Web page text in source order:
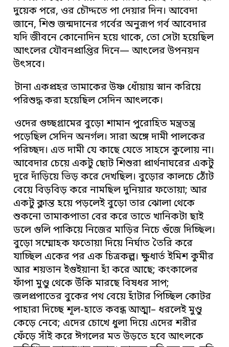
দুয়েক পরে, ওর চৌদ্দতে পা দেয়ার দিন। আবেদা
জানে, শিশু জন্মদানের গর্বের অনুরূপ গর্ব আবেদার
যদি জীবনে কোনোদিন হয়ে থাকে, তো সেটা হয়েছিল
আৎলের যৌবনপ্রাপ্তির দিনে— আৎলের উপনয়ন
উৎসবে।
টানা একপ্রহর তামাকের উষ্ণ ধোঁয়ায় স্নান করিয়ে
পরিশুদ্ধ করা হয়েছিল সেদিন আৎলকে।
ওদের গুচ্ছগ্রামের বুড়ো শামান পুরোহিত মন্ত্রতন্ত্র
পড়েছিল সেদিন অনর্গল। সারা অঙ্গে দামী পালকের
পরিচ্ছদ। এত দামী যে কাছে যেতে সাহসে কুলোয় না।
আবেদার চেয়ে একটু ছোট শিশুরা প্রার্থনাঘরের একটু
দূরে দাঁড়িয়ে ভিড় করে দেখছিল। বুড়োর কালচে ঠোঁট
বেয়ে বিড়বিড় করে নামছিল দুনিয়ার ফতোয়া; আর
একটু ক্লান্ত হয়ে পড়লেই বুড়ো তার ঝোলা থেকে
শুকনো তামাকপাতা বের করে তাতে খানিকটা ছাই
ডলে গুলি পাকিয়ে নিজের মাড়ির নিচে গুঁজে দিচ্ছিল।
বুড়ো সম্মোহক ফতোয়া দিয়ে নির্ঘাত তৈরি করে
যাচ্ছিল একের পর এক চিত্রকল্প। ক্ষুধার্ত ইমিশ কুমীর
আর শয়তান ইগুইয়ানা হাঁ করে আছে; কংকালের
ফাঁপা মুণ্ডু থেকে উঁকি মারছে বিষধর সাপ;
জলপ্রপাতের বুকের পথ বেয়ে হাঁটার পিচ্ছিল কোটর
পাহারা দিচ্ছে শূল-হাতে কবন্ধ আত্মা– ধরলেই মুণ্ডু
কেড়ে নেবে; এদের চোখে ধুলা দিয়ে এদের শরীর
ফেঁড়ে সাঁই করে ঈগলের মত উড়তে হবে আৎলকে